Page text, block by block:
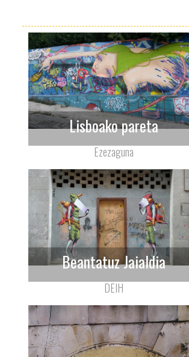
Lisboako pareta
Ezezaguna
Beantatuz Jaialdia
DEIH